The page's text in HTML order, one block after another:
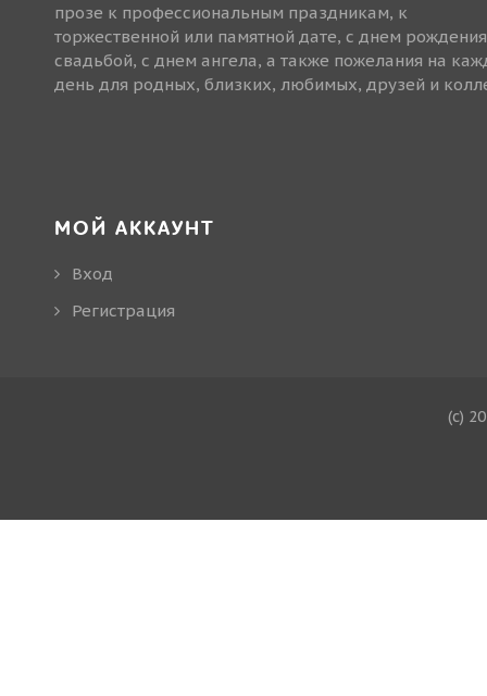
прозе к профессиональным праздникам, к
торжественной или памятной дате, с днем
свадьбой, с днем ангела, а также пожелания на
день для родных, близких, любимых, друзей и
МОЙ АККАУНТ
Вход
Регистрация
(c)